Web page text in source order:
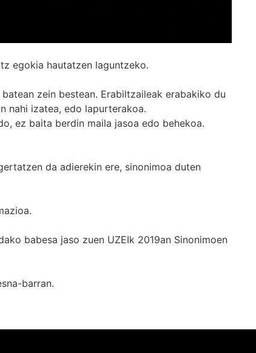
egokia hautatzen laguntzeko.
zein bestean. Erabiltzaileak erabakiko du
nahi izatea, edo lapurterakoa.
ez baita berdin maila jasoa edo behekoa.
da adierekin ere, sinonimoa duten
babesa jaso zuen UZEIk 2019an Sinonimoen
barran.